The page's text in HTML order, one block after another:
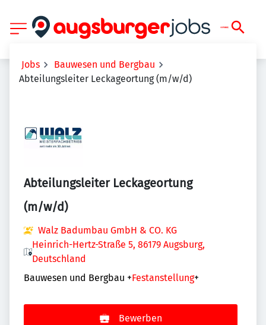
Jobs
Bauwesen und Bergbau
Abteilungsleiter Leckageortung (m/w/d)
Abteilungsleiter Leckageortung
(m/w/d)
Walz Badumbau GmbH & CO. KG
Heinrich-Hertz-Straße 5, 86179 Augsburg,
Deutschland
Bauwesen und Bergbau +Festanstellung+
Bewerben